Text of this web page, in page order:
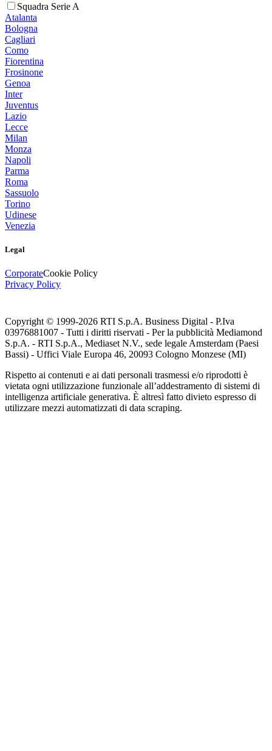
Squadra Serie A
Atalanta
Bologna
Cagliari
Como
Fiorentina
Frosinone
Genoa
Inter
Juventus
Lazio
Lecce
Milan
Monza
Napoli
Parma
Roma
Sassuolo
Torino
Udinese
Venezia
Legal
CorporateCookie Policy
Privacy Policy
Copyright © 1999-2026 RTI S.p.A. Business Digital - P.Iva
03976881007 - Tutti i diritti riservati - Per la pubblicità Mediamond
S.p.A. - RTI S.p.A., Mediaset N.V., sede legale Amsterdam (Paesi
Bassi) - Uffici Viale Europa 46, 20093 Cologno Monzese (MI)
Rispetto ai contenuti e ai dati personali trasmessi e/o riprodotti è
vietata ogni utilizzazione funzionale all’addestramento di sistemi di
intelligenza artificiale generativa. È altresì fatto divieto espresso di
utilizzare mezzi automatizzati di data scraping.